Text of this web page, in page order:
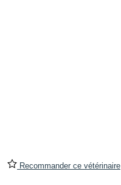
Recommander ce vétérinaire